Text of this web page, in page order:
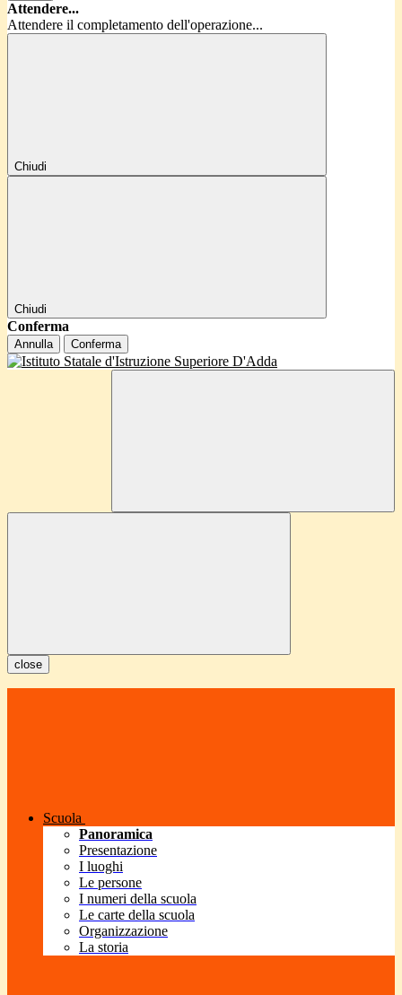
Attendere...
Attendere il completamento dell'operazione...
Chiudi
Chiudi
Conferma
Annulla Conferma
close
Scuola
Panoramica
Presentazione
I luoghi
Le persone
I numeri della scuola
Le carte della scuola
Organizzazione
La storia